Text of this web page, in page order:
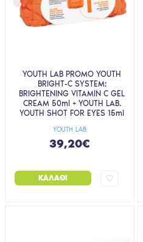
YOUTH LAB
YOUTH LAB PROMO YOUTH
BRIGHT-C SYSTEM:
BRIGHTENING VITAMIN C GEL
CREAM 50ml + YOUTH LAB.
YOUTH SHOT FOR EYES 15ml
39,20€
ΚΑΛΆΘΙ